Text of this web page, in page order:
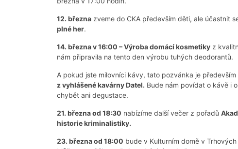
12. března zveme do CKA především děti, ale účastnit
plné her.
14. března v 16:00 – Výroba domácí kosmetiky z
nám připravila na tento den výrobu tuhých deodorantů.
A pokud jste milovníci kávy, tato pozvánka je především
z vyhlášené kavárny Datel. Bude nám povídat o kávě i
chybět ani degustace.
21. března od 18:30 nabízíme další večer z pořadů
historie kriminalistiky.
23. března od 18:00 bude v Kulturním domě v